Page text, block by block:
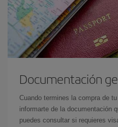
Documentación
Cuando termines la compra de
informarte de la documentación
puedes consultar si requieres